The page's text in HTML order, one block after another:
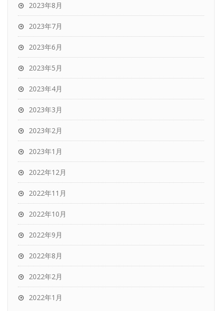
2023年8月
2023年7月
2023年6月
2023年5月
2023年4月
2023年3月
2023年2月
2023年1月
2022年12月
2022年11月
2022年10月
2022年9月
2022年8月
2022年2月
2022年1月